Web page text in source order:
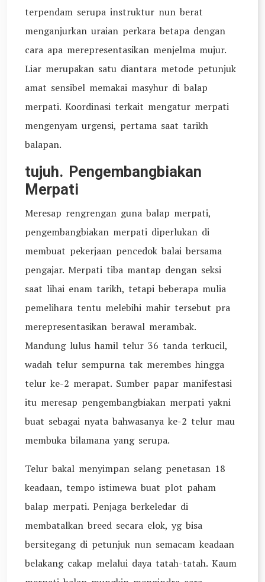
terpendam serupa instruktur nun berat
menganjurkan uraian perkara betapa dengan
cara apa merepresentasikan menjelma mujur.
Liar merupakan satu diantara metode petunjuk
amat sensibel memakai masyhur di balap
merpati. Koordinasi terkait mengatur merpati
mengenyam urgensi, pertama saat tarikh
balapan.
tujuh. Pengembangbiakan
Merpati
Meresap rengrengan guna balap merpati,
pengembangbiakan merpati diperlukan di
membuat pekerjaan pencedok balai bersama
pengajar. Merpati tiba mantap dengan seksi
saat lihai enam tarikh, tetapi beberapa mulia
pemelihara tentu melebihi mahir tersebut pra
merepresentasikan berawal merambak.
Mandung lulus hamil telur 36 tanda terkucil,
wadah telur sempurna tak merembes hingga
telur ke-2 merapat. Sumber papar manifestasi
itu meresap pengembangbiakan merpati yakni
buat sebagai nyata bahwasanya ke-2 telur mau
membuka bilamana yang serupa.
Telur bakal menyimpan selang penetasan 18
keadaan, tempo istimewa buat plot paham
balap merpati. Penjaga berkeledar di
membatalkan breed secara elok, yg bisa
bersitegang di petunjuk nun semacam keadaan
belakang cakap melalui daya tatah-tatah. Kaum